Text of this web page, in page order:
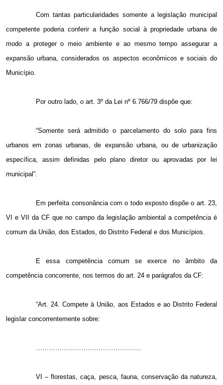
Com tantas particularidades somente a legislação municipal
competente poderia conferir a função social à propriedade urbana de
modo a proteger o meio ambiente e ao mesmo tempo assegurar a
expansão urbana, considerados os aspectos econômicos e sociais do
Município.
Por outro lado, o art. 3º da Lei nº 6.766/79 dispõe que:
“Somente será admitido o parcelamento do solo para fins
urbanos em zonas urbanas, de expansão urbana, ou de urbanização
específica, assim definidas pelo plano diretor ou aprovadas por lei
municipal”.
Em perfeita consonância com o todo exposto dispõe o art. 23,
VI e VII da CF que no campo da legislação ambiental a competência é
comum da União, dos Estados, do Distrito Federal e dos Municípios.
E essa competência comum se exerce no âmbito da
competência concorrente, nos termos do art. 24 e parágrafos da CF:
“Art. 24. Compete à União, aos Estados e ao Distrito Federal
legislar concorrentemente sobre:
………………………………………….
VI – florestas, caça, pesca, fauna, conservação da natureza,